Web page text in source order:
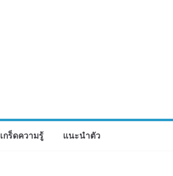
เกร็ดความรู้ แนะนำตัว